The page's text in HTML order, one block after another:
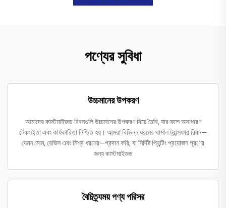
পণ্যের সুবিধা
উচ্চমানের উপকরণ
আমাদের কাস্টমাইজড রিবনগুলি উচ্চমানের উপকরণ দিয়ে তৈরি, যার ফলে অসাধারণ
টেকসইতা এবং কার্যকারিতা নিশ্চিত হয়। আমরা বিভিন্ন ধরনের থার্মাল ট্রান্সফার রিবন—
যেমন মোম, রেজিন এবং মিশ্র ধরনের—প্রদান করি, যা নির্দিষ্ট প্রিন্টিং প্রয়োজন পূরণের
জন্য কাস্টমাইজড
বৈচিত্র্যময় পণ্য পরিসর